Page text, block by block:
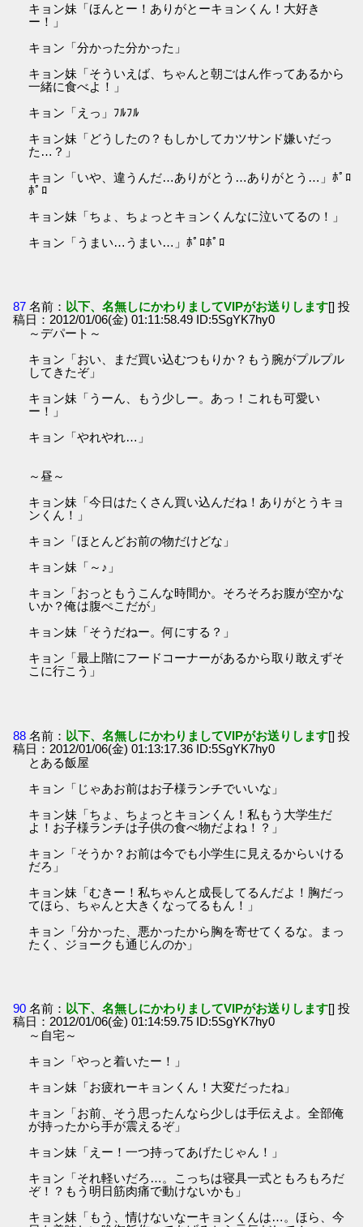
キョン妹「ほんとー！ありがとーキョンくん！大好き
ー！」
キョン「分かった分かった」
キョン妹「そういえば、ちゃんと朝ごはん作ってあるから
一緒に食べよ！」
キョン「えっ」ﾌﾙﾌﾙ
キョン妹「どうしたの？もしかしてカツサンド嫌いだっ
た…？」
キョン「いや、違うんだ…ありがとう…ありがとう…」ﾎﾟﾛ
ﾎﾟﾛ
キョン妹「ちょ、ちょっとキョンくんなに泣いてるの！」
キョン「うまい…うまい…」ﾎﾟﾛﾎﾟﾛ
87 名前： 以下、名無しにかわりましてVIPがお送りします[] 投
稿日：2012/01/06(金) 01:11:58.49 ID:5SgYK7hy0
～デパート～
キョン「おい、まだ買い込むつもりか？もう腕がプルプル
してきたぞ」
キョン妹「うーん、もう少しー。あっ！これも可愛い
ー！」
キョン「やれやれ…」
～昼～
キョン妹「今日はたくさん買い込んだね！ありがとうキョ
ンくん！」
キョン「ほとんどお前の物だけどな」
キョン妹「～♪」
キョン「おっともうこんな時間か。そろそろお腹が空かな
いか？俺は腹ぺこだが」
キョン妹「そうだねー。何にする？」
キョン「最上階にフードコーナーがあるから取り敢えずそ
こに行こう」
88 名前： 以下、名無しにかわりましてVIPがお送りします[] 投
稿日：2012/01/06(金) 01:13:17.36 ID:5SgYK7hy0
とある飯屋
キョン「じゃあお前はお子様ランチでいいな」
キョン妹「ちょ、ちょっとキョンくん！私もう大学生だ
よ！お子様ランチは子供の食べ物だよね！？」
キョン「そうか？お前は今でも小学生に見えるからいける
だろ」
キョン妹「むきー！私ちゃんと成長してるんだよ！胸だっ
てほら、ちゃんと大きくなってるもん！」
キョン「分かった、悪かったから胸を寄せてくるな。まっ
たく、ジョークも通じんのか」
90 名前： 以下、名無しにかわりましてVIPがお送りします[] 投
稿日：2012/01/06(金) 01:14:59.75 ID:5SgYK7hy0
～自宅～
キョン「やっと着いたー！」
キョン妹「お疲れーキョンくん！大変だったね」
キョン「お前、そう思ったんなら少しは手伝えよ。全部俺
が持ったから手が震えるぞ」
キョン妹「えー！一つ持ってあげたじゃん！」
キョン「それ軽いだろ…。こっちは寝具一式ともろもろだ
ぞ！？もう明日筋肉痛で動けないかも」
キョン妹「もう、情けないなーキョンくんは…。ほら、今